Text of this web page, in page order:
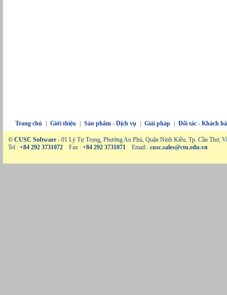
Trang chủ Giới thiệu Sản phẩm - Dịch vụ Giải pháp Đối tác - Khách
© CUSC Software - 01 Lý Tự Trọng, Phường An Phú, Quận Ninh Kiều, Tp. Cần Thơ,
Tel : +84 292 3731072 Fax : +84 292 3731071 Email : cusc.sales@ctu.edu.vn